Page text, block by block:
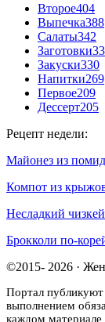
Второе404
Выпечка388
Салаты342
Заготовки
Закуски330
Напитки269
Первое209
Дессерт205
Рецепт недели:
Майонез из
Компот из
Несладкий
Брокколи по-
©2015- 2026 ·
Портал
выполнением
каждом материале